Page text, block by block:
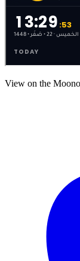
View on the